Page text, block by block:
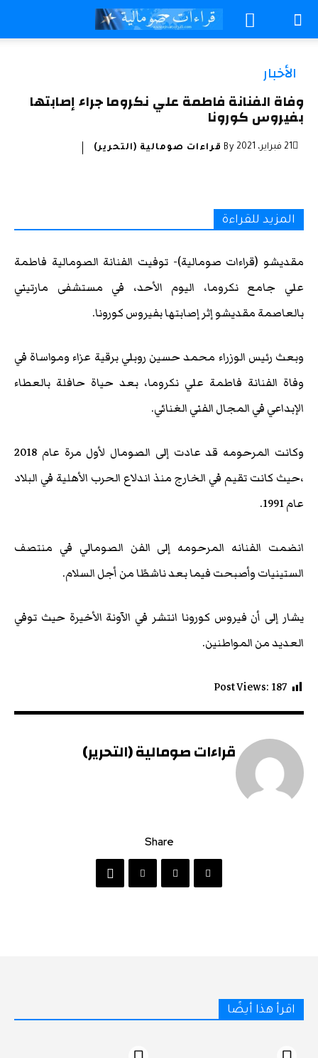
الأخبار
وفاة الفنانة فاطمة علي نكروما جراء إصابتها
بفيروس كورونا
21 فبراير، 2021 By قراءات صومالية (التحرير)
المزيد للقراءة
مقديشو (قراءات صومالية)- توفيت الفنانة الصومالية فاطمة
علي جامع نكروما، اليوم الأحد، في مستشفى مارتيني
بالعاصمة مقديشو إثر إصابتها بفيروس كورونا.
وبعث رئيس الوزراء محمد حسين روبلي برقية عزاء ومواساة في
وفاة الفنانة فاطمة علي نكروما، بعد حياة حافلة بالعطاء
الإبداعي في المجال الفني الغنائي.
وكانت المرحومه قد عادت إلى الصومال لأول مرة عام 2018
،حيث كانت تقيم في الخارج منذ اندلاع الحرب الأهلية في البلاد
عام 1991.
انضمت الفنانه المرحومه إلى الفن الصومالي في منتصف
الستينيات وأصبحت فيما بعد ناشطًا من أجل السلام.
يشار إلى أن فيروس كورونا انتشر في الآونة الأخيرة حيث توفي
العديد من المواطنين.
Post Views: 187
قراءات صومالية (التحرير)
Share
اقرأ هذا أيضًا